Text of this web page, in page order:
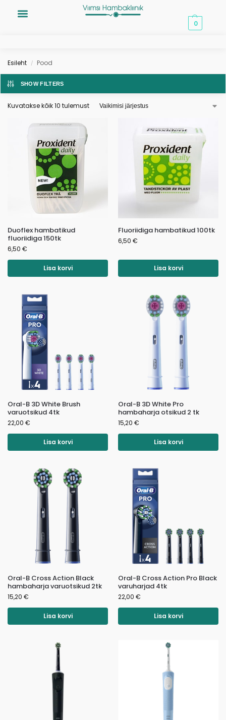
0
Esileht / Pood
SHOW FILTERS
Kuvatakse kõik 10 tulemust
Duoflex hambatikud
fluoriidiga 150tk
6,50 €
Lisa korvi
Fluoriidiga hambatikud 100tk
6,50 €
Lisa korvi
Oral-B 3D White Brush
varuotsikud 4tk
22,00 €
Lisa korvi
Oral-B 3D White Pro
hambaharja otsikud 2 tk
15,20 €
Lisa korvi
Oral-B Cross Action Black
hambaharja varuotsikud 2tk
15,20 €
Lisa korvi
Oral-B Cross Action Pro Black
varuharjad 4tk
22,00 €
Lisa korvi